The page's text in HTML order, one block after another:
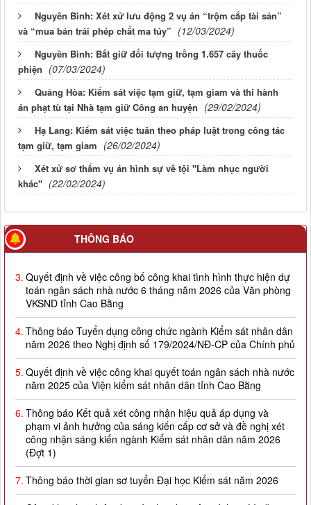
Nguyên Bình: Xét xử lưu động 2 vụ án “trộm cắp tài sản”
và “mua bán trái phép chất ma túy” (12/03/2024)
Nguyên Bình: Bắt giữ đối tượng trồng 1.657 cây thuốc
phiện (07/03/2024)
Quảng Hòa: Kiểm sát việc tạm giữ, tạm giam và thi hành
án phạt tù tại Nhà tạm giữ Công an huyện (29/02/2024)
Hạ Lang: Kiểm sát việc tuân theo pháp luật trong công tác
tạm giữ, tạm giam (26/02/2024)
Xét xử sơ thẩm vụ án hình sự về tội "Làm nhục người
khác" (22/02/2024)
THÔNG BÁO
3. Quyết định về việc công bố công khai tình hình thực hiện dự
toán ngân sách nhà nước 6 tháng năm 2026 của Văn phòng
VKSND tỉnh Cao Bằng
4. Thông báo Tuyển dụng công chức ngành Kiểm sát nhân dân
năm 2026 theo Nghị định số 179/2024/NĐ-CP của Chính phủ
5. Quyết định về việc công khai quyết toán ngân sách nhà nước
năm 2025 của Viện kiểm sát nhân dân tỉnh Cao Bằng
6. Thông báo Kết quả xét công nhận hiệu quả áp dụng và
phạm vi ảnh hưởng của sáng kiến cấp cơ sở và đề nghị xét
công nhận sáng kiến ngành Kiểm sát nhân dân năm 2026
(Đợt 1)
7. Thông báo thời gian sơ tuyển Đại học Kiểm sát năm 2026